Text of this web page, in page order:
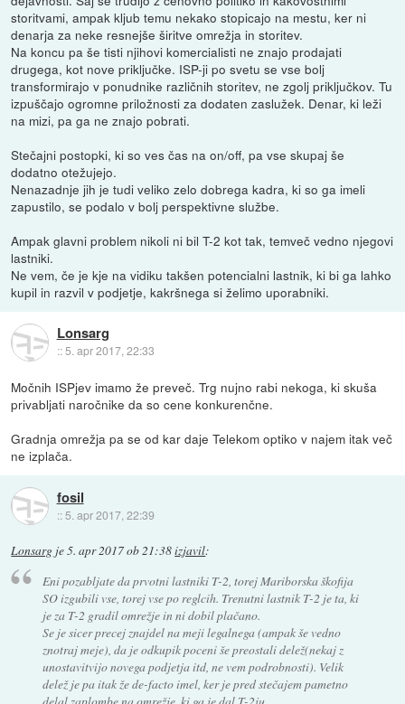
storitvami, ampak kljub temu nekako stopicajo na mestu, ker ni
denarja za neke resnejše širitve omrežja in storitev.
Na koncu pa še tisti njihovi komercialisti ne znajo prodajati
drugega, kot nove priključke. ISP-ji po svetu se vse bolj
transformirajo v ponudnike različnih storitev, ne zgolj priključkov. Tu
izpuščajo ogromne priložnosti za dodaten zaslužek. Denar, ki leži
na mizi, pa ga ne znajo pobrati.
Stečajni postopki, ki so ves čas na on/off, pa vse skupaj še
dodatno otežujejo.
Nenazadnje jih je tudi veliko zelo dobrega kadra, ki so ga imeli
zapustilo, se podalo v bolj perspektivne službe.
Ampak glavni problem nikoli ni bil T-2 kot tak, temveč vedno njegovi
lastniki.
Ne vem, če je kje na vidiku takšen potencialni lastnik, ki bi ga lahko
kupil in razvil v podjetje, kakršnega si želimo uporabniki.
Lonsarg
::5. apr 2017, 22:33
Močnih ISPjev imamo že preveč. Trg nujno rabi nekoga, ki skuša
privabljati naročnike da so cene konkurenčne.
Gradnja omrežja pa se od kar daje Telekom optiko v najem itak več
ne izplača.
fosil
:: 5. apr 2017, 22:39
Lonsarg je5. apr 2017 ob 21:38izjavil:
Eni pozabljate da prvotni lastniki T-2, torej Mariborska škofija
SO izgubili vse, torej vse po reglcih. Trenutni lastnik T-2 je ta, ki
je za T-2 gradil omrežje in ni dobil plačano.
Se je sicer precej znajdel na meji legalnega (ampak še vedno
znotraj meje), da je odkupik poceni še preostali delež(nekaj z
unostavitvijo novega podjetja itd, ne vem podrobnosti). Velik
delež je pa itak že de-facto imel, ker je pred stečajem pametno